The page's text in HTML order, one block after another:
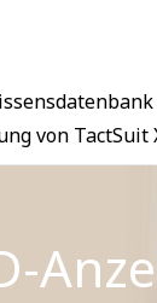
von TactSuit